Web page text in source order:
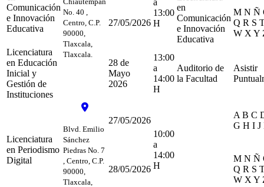
No. 40 ,
Centro, C.P.
90000,
Tlaxcala,
Tlaxcala.
Comunicación
e Innovación
Educativa
13:00
H
en
Comunicación
e Innovación
Educativa
27/05/2026
M N Ñ
Q R S
W X Y
Licenciatura
en Educación
Inicial y
Gestión de
Instituciones
28 de
Mayo
2026
13:00
a
14:00
H
Auditorio de
la Facultad
Asistir
Licenciatura
en Periodismo
Digital
Blvd. Emilio
Sánchez
Piedras No. 7
, Centro, C.P.
90000,
Tlaxcala,
27/05/2026
10:00
a
14:00
H
A B C
G H I
28/05/2026
M N Ñ
Q R S
W X Y